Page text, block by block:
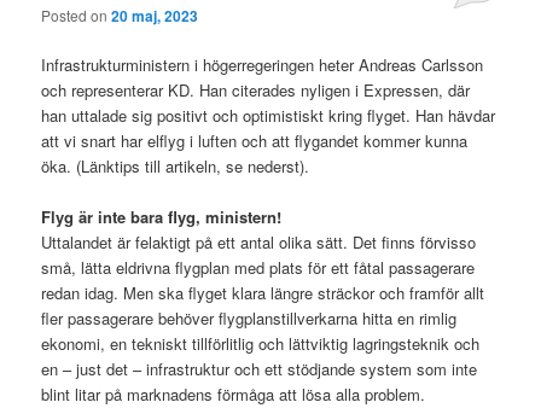
Posted on20 maj, 2023
Infrastrukturministern i högerregeringen heter Andreas Carlsson
och representerar KD. Han citerades nyligen i Expressen, där
han uttalade sig positivt och optimistiskt kring flyget. Han hävdar
att vi snart har elflyg i luften och att flygandet kommer kunna
öka. (Länktips till artikeln, se nederst).
Flyg är inte bara flyg, ministern!
Uttalandet är felaktigt på ett antal olika sätt. Det finns förvisso
små, lätta eldrivna flygplan med plats för ett fåtal passagerare
redan idag. Men ska flyget klara längre sträckor och framför allt
fler passagerare behöver flygplanstillverkarna hitta en rimlig
ekonomi, en tekniskt tillförlitlig och lättviktig lagringsteknik och
en – just det – infrastruktur och ett stödjande system som inte
blint litar på marknadens förmåga att lösa alla problem.